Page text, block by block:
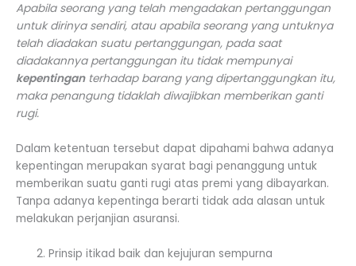
Apabila seorang yang telah mengadakan pertanggungan
untuk dirinya sendiri, atau apabila seorang yang untuknya
telah diadakan suatu pertanggungan, pada saat
diadakannya pertanggungan itu tidak mempunyai
kepentinganterhadap barang yang dipertanggungkan itu,
maka penangung tidaklah diwajibkan memberikan ganti
rugi.
Dalam ketentuan tersebut dapat dipahami bahwa adanya
kepentingan merupakan syarat bagi penanggung untuk
memberikan suatu ganti rugi atas premi yang dibayarkan.
Tanpa adanya kepentinga berarti tidak ada alasan untuk
melakukan perjanjian asuransi.
Prinsip itikad baik dan kejujuran sempurna